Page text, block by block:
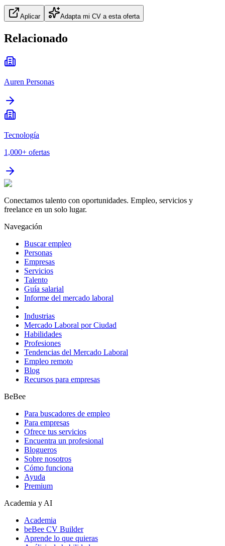
Aplicar Adapta mi CV a esta oferta
Relacionado
Auren Personas
Tecnología
1,000+ ofertas
Conectamos talento con oportunidades. Empleo, servicios y
freelance en un solo lugar.
Navegación
Buscar empleo
Personas
Empresas
Servicios
Talento
Guía salarial
Informe del mercado laboral
Industrias
Mercado Laboral por Ciudad
Habilidades
Profesiones
Tendencias del Mercado Laboral
Empleo remoto
Blog
Recursos para empresas
BeBee
Para buscadores de empleo
Para empresas
Ofrece tus servicios
Encuentra un profesional
Blogueros
Sobre nosotros
Cómo funciona
Ayuda
Premium
Academia y AI
Academia
beBee CV Builder
Aprende lo que quieras